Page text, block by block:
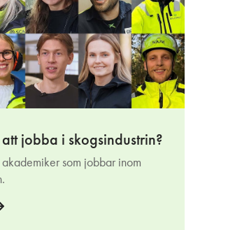
jobba i skogsindustrin?
som jobbar inom